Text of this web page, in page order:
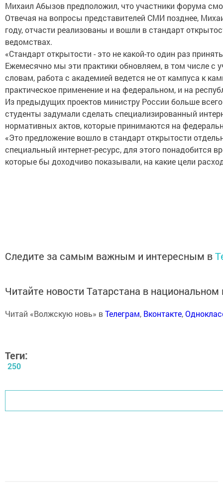
Михаил Абызов предположил, что участники форума
Отвечая на вопросы представителей СМИ позднее,
году, отчасти реализованы и вошли в стандарт
ведомствах.
«Стандарт открытости - это не какой-то один раз
Ежемесячно мы эти практики обновляем, в том числе с
словам, работа с академией ведется не от кампуса к
практическое применение и на федеральном, и на
Из предыдущих проектов министру России больше
студенты задумали сделать специализированный
нормативных актов, которые принимаются на
«Это предложение вошло в стандарт открытости
специальный интернет-ресурс, для этого понадобится
которые бы доходчиво показывали, на какие цели
Следите за самым важным и интересным в
Читайте новости Татарстана в
Читай «Волжскую новь» вТелеграм, Вконтакте,
Теги:
250